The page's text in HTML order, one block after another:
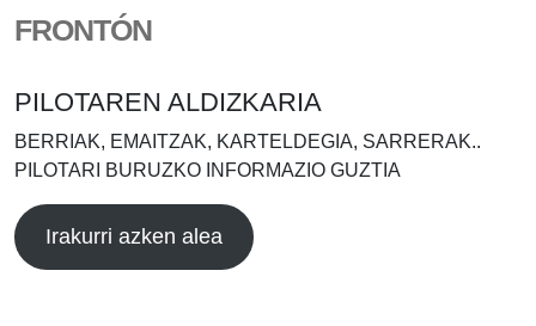
FRONTÓN
PILOTAREN ALDIZKARIA
BERRIAK, EMAITZAK, KARTELDEGIA, SARRERAK..
PILOTARI BURUZKO INFORMAZIO GUZTIA
Irakurri azken alea